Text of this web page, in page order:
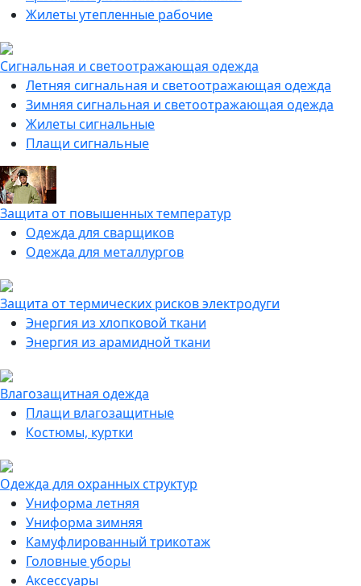
Жилеты утепленные рабочие
Сигнальная и светоотражающая одежда
Летняя сигнальная и светоотражающая одежда
Зимняя сигнальная и светоотражающая одежда
Жилеты сигнальные
Плащи сигнальные
Защита от повышенных температур
Одежда для сварщиков
Одежда для металлургов
Защита от термических рисков электродуги
Энергия из хлопковой ткани
Энергия из арамидной ткани
Влагозащитная одежда
Плащи влагозащитные
Костюмы, куртки
Одежда для охранных структур
Униформа летняя
Униформа зимняя
Камуфлированный трикотаж
Головные уборы
Аксессуары